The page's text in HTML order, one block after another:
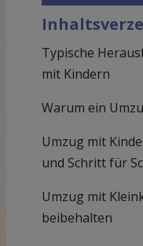
Typische
mit Kindern
Warum ein
Umzug mit
und Schritt für
Umzug mit
beibehalten